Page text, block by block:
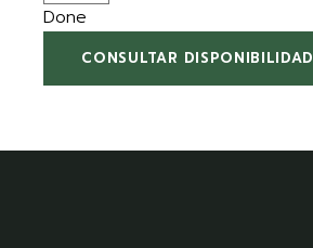
Done
CONSULTAR DISPONIBILIDAD